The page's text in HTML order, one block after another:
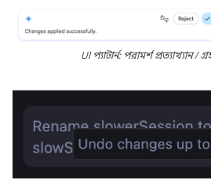
UI প্যাটার্ন: পরামর্শ প্রত্যাখ্যান